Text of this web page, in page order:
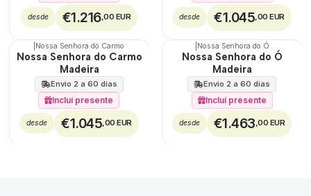
desde €1.216,00 EUR desde €1.045,00 EUR
🇵🇹
Nossa Senhora do Carmo
Nossa Senhora do Carmo
Madeira
Envio 2 a 60 dias
Incluí presente
desde €1.045,00 EUR
🇵🇹
Nossa Senhora do Ó
Nossa Senhora do Ó
Madeira
Envio 2 a 60 dias
Incluí presente
desde €1.463,00 EUR